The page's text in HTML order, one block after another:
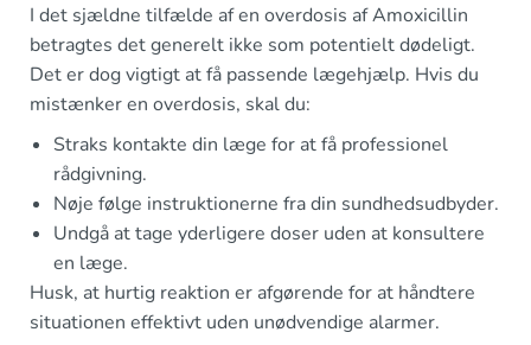
I det sjældne tilfælde af en overdosis af Amoxicillin
betragtes det generelt ikke som potentielt dødeligt.
Det er dog vigtigt at få passende lægehjælp. Hvis du
mistænker en overdosis, skal du:
Straks kontakte din læge for at få professionel
rådgivning.
Nøje følge instruktionerne fra din sundhedsudbyder.
Undgå at tage yderligere doser uden at konsultere
en læge.
Husk, at hurtig reaktion er afgørende for at håndtere
situationen effektivt uden unødvendige alarmer.